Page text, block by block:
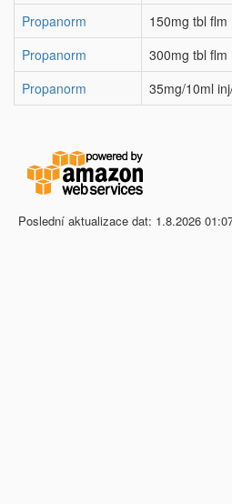
Propanorm
150mg tbl flm
Propanorm
300mg tbl flm
Propanorm
35mg/10ml
Poslední aktualizace dat: 1.8.2026